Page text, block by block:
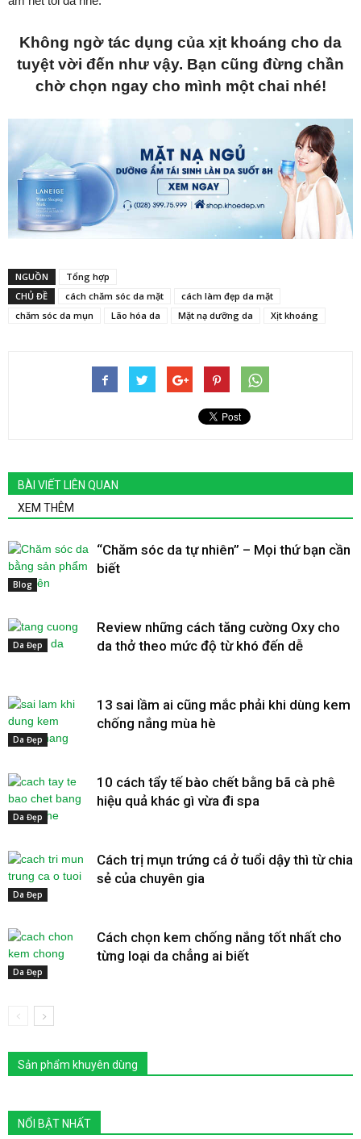
Không ngờ tác dụng của xịt khoáng cho da
tuyệt vời đến như vậy. Bạn cũng đừng chần
chờ chọn ngay cho mình một chai nhé!
NGUỒN
Tổng hợp
CHỦ ĐỀ
cách chăm sóc da mặt
cách làm đẹp da mặt
chăm sóc da mụn
Lão hóa da Mặt nạ dưỡng da Xịt khoáng
BÀI VIẾT LIÊN QUAN
XEM THÊM
Blog
“Chăm sóc da tự nhiên” – Mọi thứ bạn cần
biết
Da Đẹp
Review những cách tăng cường Oxy cho
da thở theo mức độ từ khó đến dễ
Da Đẹp
13 sai lầm ai cũng mắc phải khi dùng kem
chống nắng mùa hè
Da Đẹp
10 cách tẩy tế bào chết bằng bã cà phê
hiệu quả khác gì vừa đi spa
Da Đẹp
Cách trị mụn trứng cá ở tuổi dậy thì từ chia
sẻ của chuyên gia
Da Đẹp
Cách chọn kem chống nắng tốt nhất cho
từng loại da chẳng ai biết
Sản phẩm khuyên dùng
NỔI BẬT NHẤT